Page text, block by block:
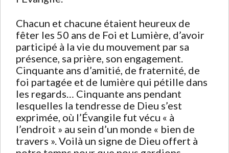
Chacun et chacune étaient heureux de
fêter les 50 ans de Foi et Lumière, d’avoir
participé à la vie du mouvement par sa
présence, sa prière, son engagement.
Cinquante ans d’amitié, de fraternité, de
foi partagée et de lumière qui pétille dans
les regards… Cinquante ans pendant
lesquelles la tendresse de Dieu s’est
exprimée, où l’Évangile fut vécu « à
l’endroit » au sein d’un monde « bien de
travers ». Voilà un signe de Dieu offert à